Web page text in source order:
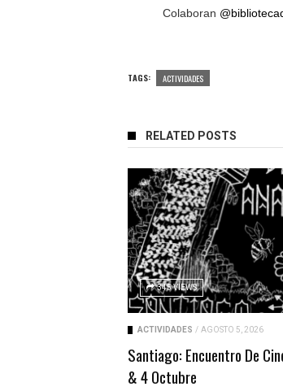
Colaboran
TAGS: ACTIVIDADES
RELATED POSTS
345 VIEWS
ACTIVIDADES / AGOSTO 5, 2026
Santiago: Encuentro De
& 4 Octubre